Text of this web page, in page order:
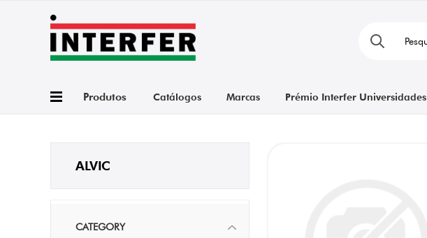
Produtos Catálogos Marcas Prémio Interfer Universidades
ALVIC
CATEGORY